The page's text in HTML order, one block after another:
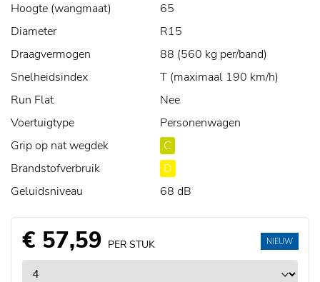
Hoogte (wangmaat)
65
Diameter
R15
Draagvermogen
88 (560 kg per/band)
Snelheidsindex
T (maximaal 190 km/h)
Run Flat
Nee
Voertuigtype
Personenwagen
Grip op nat wegdek
C
Brandstofverbruik
D
Geluidsniveau
68 dB
€ 57,59 PER STUK NIEUW